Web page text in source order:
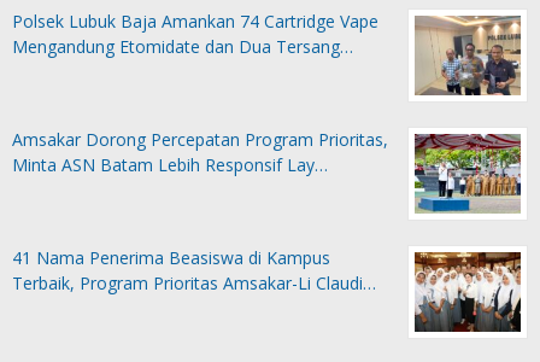
Polsek Lubuk Baja Amankan 74 Cartridge Vape
Mengandung Etomidate dan Dua Tersang…
Amsakar Dorong Percepatan Program Prioritas,
Minta ASN Batam Lebih Responsif Lay…
41 Nama Penerima Beasiswa di Kampus
Terbaik, Program Prioritas Amsakar-Li Claudi…